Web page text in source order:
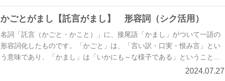
いません。
かごとがまし【託言がまし】 形容詞（シク活用）
名詞「託言（かごと・かこと）」に、接尾語「かまし」がついて一語の
形容詞化したものです。「かごと」は、「言い訳・口実・恨み言」とい
う意味であり、「かまし」は「いかにも～な様子である」ということで
す。そのことから、「いかにも言い訳めいている」「いかにも恨みを言
2024.07.27